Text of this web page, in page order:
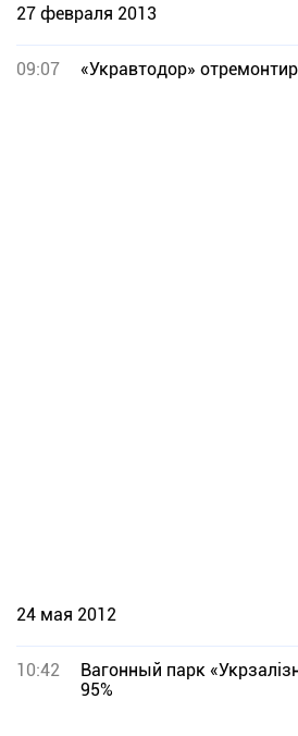
27 февраля 2013
09:07 «Укравтодор»
24 мая 2012
10:42
Вагонный парк
95%